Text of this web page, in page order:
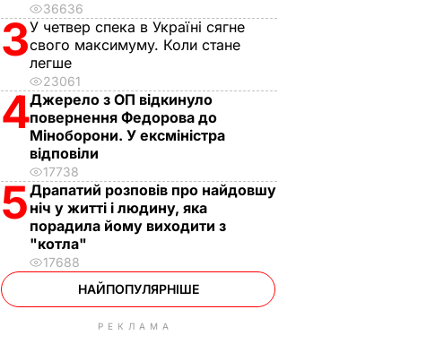
36636
3У четвер спека в Україні сягне
свого максимуму. Коли стане
легше
23061
4Джерело з ОП відкинуло
повернення Федорова до
Міноборони. У ексміністра
відповіли
17738
5Драпатий розповів про найдовшу
ніч у житті і людину, яка
порадила йому виходити з
"котла"
17688
НАЙПОПУЛЯРНІШЕ
РЕКЛАМА